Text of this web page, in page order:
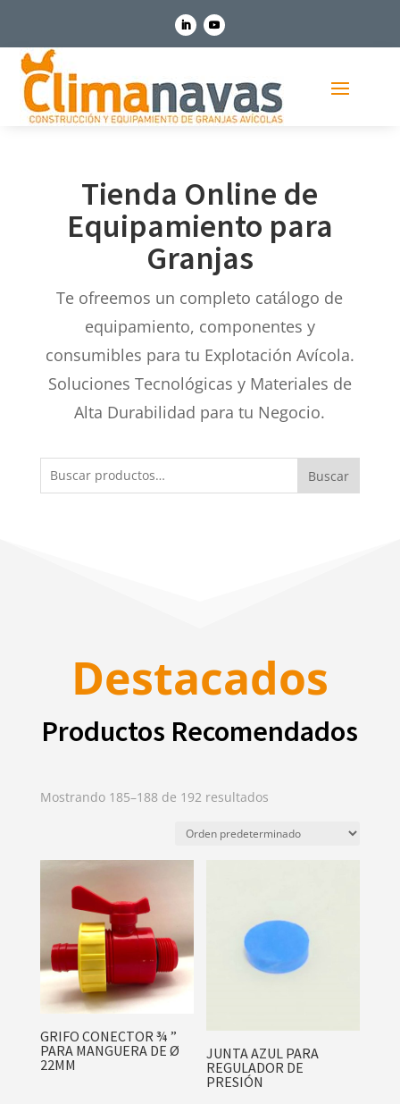
Tienda Online de
Equipamiento para
Granjas
Te ofreemos un completo catálogo de
equipamiento, componentes y
consumibles para tu Explotación Avícola.
Soluciones Tecnológicas y Materiales de
Alta Durabilidad para tu Negocio.
Buscar
por:
Buscar
Destacados
Productos Recomendados
Mostrando 185–188 de 192 resultados
GRIFO CONECTOR ¾ ”
PARA MANGUERA DE Ø
22MM
JUNTA AZUL PARA
REGULADOR DE
PRESIÓN